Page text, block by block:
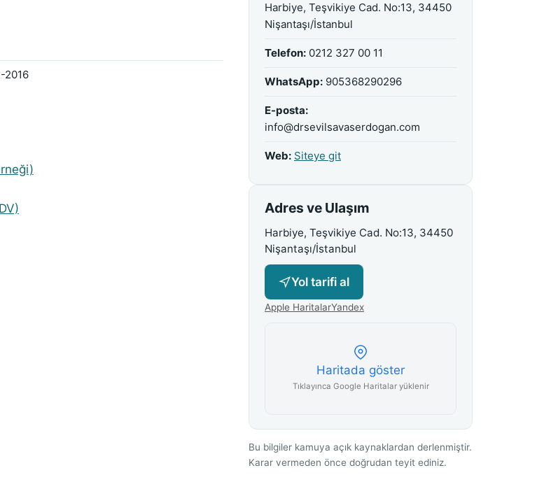
2016
Harbiye, Teşvikiye Cad. No:13, 34450
Nişantaşı/İstanbul
Telefon: 0212 327 00 11
WhatsApp: 905368290296
E-posta:
info@drsevilsavaserdogan.com
Web: Siteye git
Adres ve Ulaşım
Harbiye, Teşvikiye Cad. No:13, 34450
Nişantaşı/İstanbul
Yol tarifi al
Apple HaritalarYandex
Haritada göster
Tıklayınca Google Haritalar yüklenir
Bu bilgiler kamuya açık kaynaklardan derlenmiştir.
Karar vermeden önce doğrudan teyit ediniz.